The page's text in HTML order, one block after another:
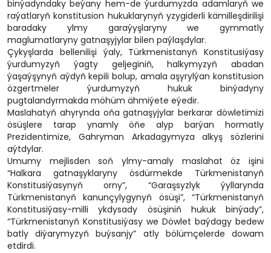
binýadyndaky beýany hem-de ýurdumyzda adamlaryň we
raýatlaryň konstitusion hukuklarynyň yzygiderli kämilleşdirilişi
baradaky ylmy garaýyşlaryny we gymmatly
maglumatlaryny gatnaşyjylar bilen paýlaşdylar.
Çykyşlarda bellenilişi ýaly, Türkmenistanyň Konstitusiýasy
ýurdumyzyň ýagty geljeginiň, halkymyzyň abadan
ýaşaýşynyň aýdyň kepili bolup, amala aşyrylýan konstitusion
özgertmeler ýurdumyzyň hukuk binýadyny
pugtalandyrmakda möhüm ähmiýete eýedir.
Maslahatyň ahyrynda oňa gatnaşyjylar berkarar döwletimizi
ösüşlere tarap ynamly öňe alyp barýan hormatly
Prezidentimize, Gahryman Arkadagymyza alkyş sözlerini
aýtdylar.
Umumy mejlisden soň ylmy-amaly maslahat öz işini
“Halkara gatnaşyklaryny ösdürmekde Türkmenistanyň
Konstitusiýasynyň orny”, “Garaşsyzlyk ýyllarynda
Türkmenistanyň kanunçylygynyň ösüşi”, “Türkmenistanyň
Konstitusiýasy-milli ykdysady ösüşiniň hukuk binýady”,
“Türkmenistanyň Konstitusiýasy we Döwlet baýdagy bedew
batly diýarymyzyň buýsanjy” atly bölümçelerde dowam
etdirdi.